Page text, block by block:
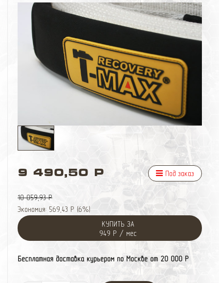
9 490,50 Р Под заказ
10 059,93 Р
Экономия: 569,43 Р (6%)
КУПИТЬ ЗА
949 Р / мес
Бесплатная доставка курьером по Москве от 20 000 Р